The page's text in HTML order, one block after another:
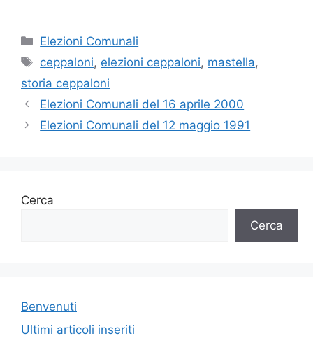
Categorie
Elezioni Comunali
Tag
ceppaloni, elezioni ceppaloni, mastella,
storia ceppaloni
Elezioni Comunali del 16 aprile 2000
Elezioni Comunali del 12 maggio 1991
Cerca
Cerca
Benvenuti
Ultimi articoli inseriti